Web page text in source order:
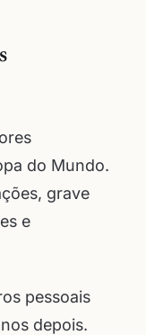
do Mundo.
grave
e
pessoais
depois.